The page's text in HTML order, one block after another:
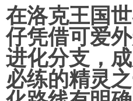
在洛克王国
仔凭借可爱
进化分支，
必练的精灵